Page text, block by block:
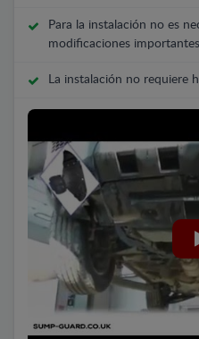
Para la instalación no es
modificaciones
La instalación no requiere